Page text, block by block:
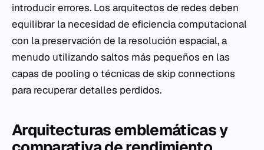
introducir errores. Los arquitectos de redes deben
equilibrar la necesidad de eficiencia computacional
con la preservación de la resolución espacial, a
menudo utilizando saltos más pequeños en las
capas de pooling o técnicas de skip connections
para recuperar detalles perdidos.
Arquitecturas emblemáticas y